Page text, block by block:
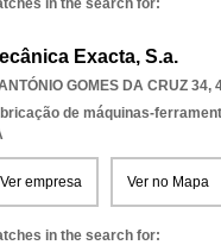
in the search for:
Exacta, S.a.
GOMES DA CRUZ 34,
de máquinas-
Ver empresa Ver no Mapa
in the search for: